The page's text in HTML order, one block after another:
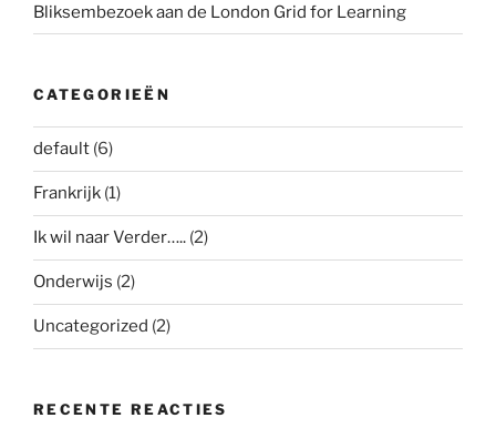
Bliksembezoek aan de London Grid for Learning
CATEGORIEËN
default (6)
Frankrijk (1)
Ik wil naar Verder….. (2)
Onderwijs (2)
Uncategorized (2)
RECENTE REACTIES